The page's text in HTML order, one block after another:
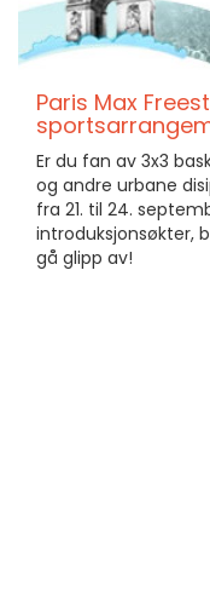
Paris Max
Er du fan av 3x3
og andre urbane
fra 21. til 24.
introduksjonsøkter,
gå glipp av!